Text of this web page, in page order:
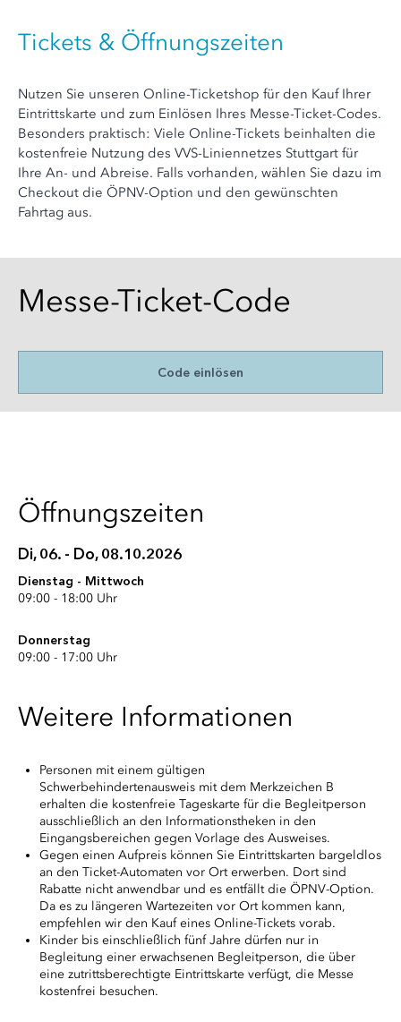
Tickets & Öffnungszeiten
Nutzen Sie unseren Online-Ticketshop für den Kauf Ihrer
Eintrittskarte und zum Einlösen Ihres Messe-Ticket-Codes.
Besonders praktisch: Viele Online-Tickets beinhalten die
kostenfreie Nutzung des VVS-Liniennetzes Stuttgart für
Ihre An- und Abreise. Falls vorhanden, wählen Sie dazu im
Checkout die ÖPNV-Option und den gewünschten
Fahrtag aus.
Messe-Ticket-Code
Code einlösen
Öffnungszeiten
Di, 06. - Do, 08.10.2026
Dienstag - Mittwoch
09:00 - 18:00 Uhr
Donnerstag
09:00 - 17:00 Uhr
Weitere Informationen
Personen mit einem gültigen
Schwerbehindertenausweis mit dem Merkzeichen B
erhalten die kostenfreie Tageskarte für die Begleitperson
ausschließlich an den Informationstheken in den
Eingangsbereichen gegen Vorlage des Ausweises.
Gegen einen Aufpreis können Sie Eintrittskarten bargeldlos
an den Ticket-Automaten vor Ort erwerben. Dort sind
Rabatte nicht anwendbar und es entfällt die ÖPNV-Option.
Da es zu längeren Wartezeiten vor Ort kommen kann,
empfehlen wir den Kauf eines Online-Tickets vorab.
Kinder bis einschließlich fünf Jahre dürfen nur in
Begleitung einer erwachsenen Begleitperson, die über
eine zutrittsberechtigte Eintrittskarte verfügt, die Messe
kostenfrei besuchen.